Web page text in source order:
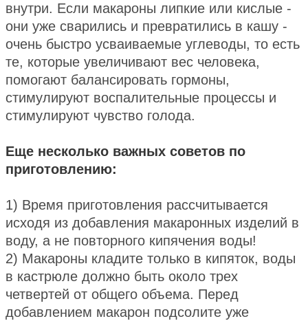
внутри. Если макароны липкие или кислые -
они уже сварились и превратились в кашу -
очень быстро усваиваемые углеводы, то есть
те, которые увеличивают вес человека,
помогают балансировать гормоны,
стимулируют воспалительные процессы и
стимулируют чувство голода.
Еще несколько важных советов по
приготовлению:
1) Время приготовления рассчитывается
исходя из добавления макаронных изделий в
воду, а не повторного кипячения воды!
2) Макароны кладите только в кипяток, воды
в кастрюле должно быть около трех
четвертей от общего объема. Перед
добавлением макарон подсолите уже